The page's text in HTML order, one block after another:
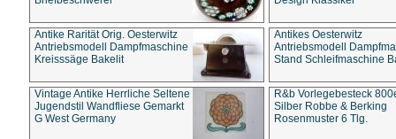
Antike Rarität Orig. Oesterwitz
Antriebsmodell Dampfmaschine
Kreisssäge Bakelit
Antikes Oesterwitz
Antriebsmodell
Stand Schleifmaschine
Vintage Antike Herrliche Seltene
Jugendstil Wandfliese Gemarkt
G West Germany
R&b Vorlegebesteck
Silber Robbe & Berking
Rosenmuster 6 Tlg.